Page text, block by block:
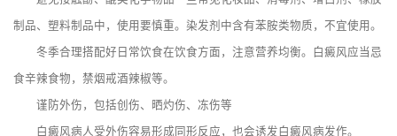
制品、塑料制品中，使用要慎重。染发剂中含有苯胺类物质，不宜使用。
冬季合理搭配好日常饮食在饮食方面，注意营养均衡。白癜风应当忌
食辛辣食物，禁烟戒酒辣椒等。
谨防外伤，包括创伤、晒灼伤、冻伤等
白癜风病人受外伤容易形成同形反应，也会诱发白癜风病发作。